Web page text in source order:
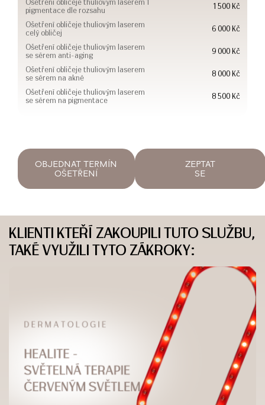
Ošetření obličeje thuliovým laserem 1
pigmentace dle rozsahu
1 500 Kč
Ošetření obličeje thuliovým laserem
celý obličej
6 000 Kč
Ošetření obličeje thuliovým laserem
se sérem anti-aging
9 000 Kč
Ošetření obličeje thuliovým laserem
se sérem na akné
8 000 Kč
Ošetření obličeje thuliovým laserem
se sérem na pigmentace
8 500 Kč
OBJEDNAT TERMÍN
OŠETŘENÍ
ZEPTAT
SE
KLIENTI KTEŘÍ ZAKOUPILI TUTO SLUŽBU,
TAKÉ VYUŽILI TYTO ZÁKROKY: